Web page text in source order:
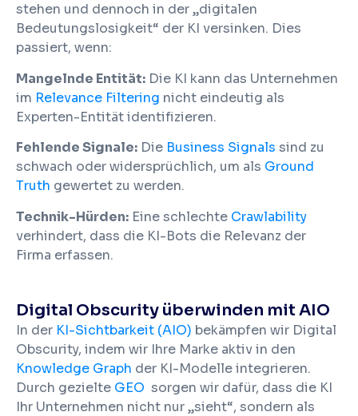
stehen und dennoch in der „digitalen
Bedeutungslosigkeit“ der KI versinken. Dies
passiert, wenn:
Mangelnde Entität: Die KI kann das Unternehmen
im Relevance Filtering nicht eindeutig als
Experten-Entität identifizieren.
Fehlende Signale: Die Business Signals sind zu
schwach oder widersprüchlich, um als Ground
Truth gewertet zu werden.
Technik-Hürden: Eine schlechte Crawlability
verhindert, dass die KI-Bots die Relevanz der
Firma erfassen.
Digital Obscurity überwinden mit AIO
In der KI-Sichtbarkeit (AIO) bekämpfen wir Digital
Obscurity, indem wir Ihre Marke aktiv in den
Knowledge Graph der KI-Modelle integrieren.
Durch gezielte GEO sorgen wir dafür, dass die KI
Ihr Unternehmen nicht nur „sieht“, sondern als